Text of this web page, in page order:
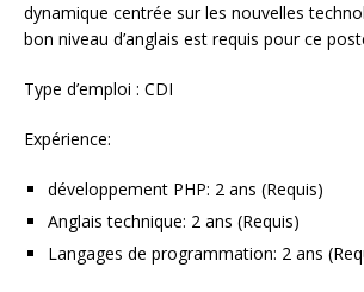
dynamique centrée sur les nouvelles
bon niveau d’anglais est requis pour ce
Type d’emploi : CDI
Expérience:
développement PHP: 2 ans (Requis)
Anglais technique: 2 ans (Requis)
Langages de programmation: 2 ans